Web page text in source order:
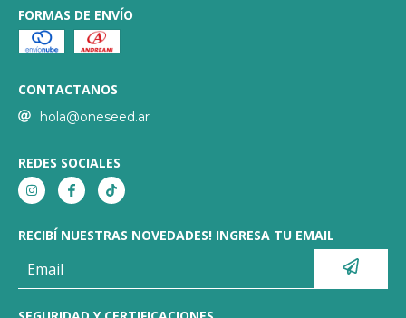
FORMAS DE ENVÍO
CONTACTANOS
hola@oneseed.ar
REDES SOCIALES
RECIBÍ NUESTRAS NOVEDADES! INGRESA TU EMAIL